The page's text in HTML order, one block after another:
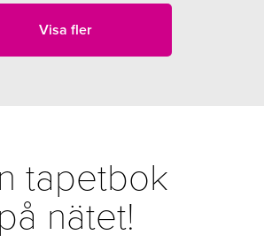
Visa fler
tapetbok
på nätet!